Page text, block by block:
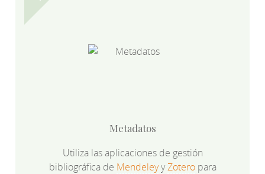
Metadatos
Utiliza las aplicaciones de gestión
bibliográfica de MendeleyyZoteropara